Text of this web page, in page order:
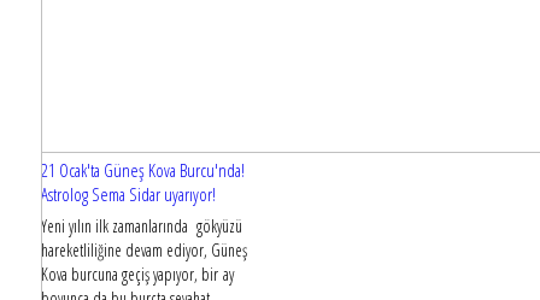
21 Ocak'ta Güneş Kova Burcu'nda!
Astrolog Sema Sidar uyarıyor!
Yeni yılın ilk zamanlarında gökyüzü
hareketliliğine devam ediyor, Güneş
Kova burcuna geçiş yapıyor, bir ay